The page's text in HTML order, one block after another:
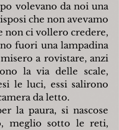
volevano da noi una
che non avevamo
non ci vollero credere,
fuori una lampadina
a rovistare, anzi
la via delle scale,
le luci, essi salirono
da letto.
la paura, si nascose
meglio sotto le reti,